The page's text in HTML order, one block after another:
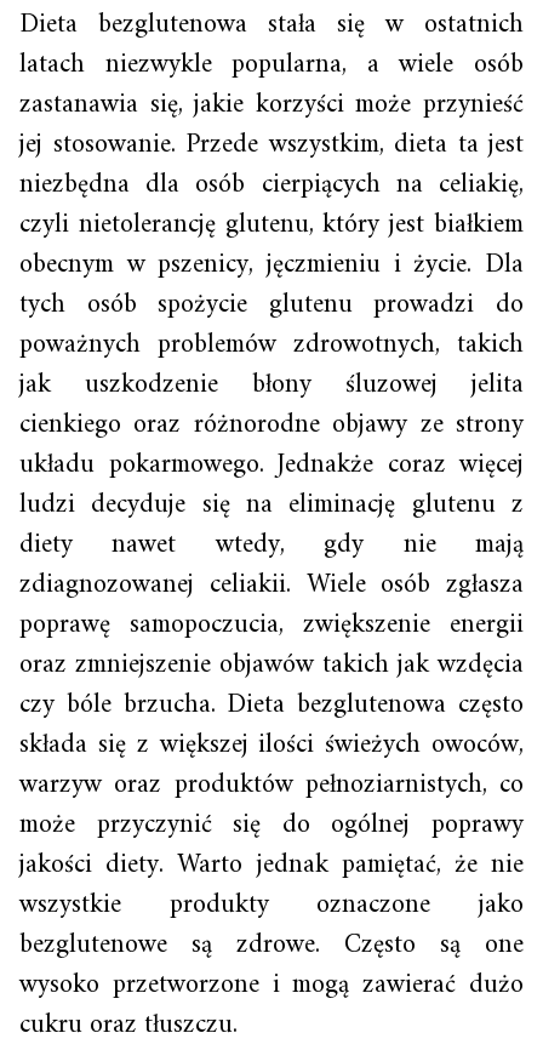
Dieta bezglutenowa stała się w ostatnich
latach niezwykle popularna, a wiele osób
zastanawia się, jakie korzyści może przynieść
jej stosowanie. Przede wszystkim, dieta ta jest
niezbędna dla osób cierpiących na celiakię,
czyli nietolerancję glutenu, który jest białkiem
obecnym w pszenicy, jęczmieniu i życie. Dla
tych osób spożycie glutenu prowadzi do
poważnych problemów zdrowotnych, takich
jak uszkodzenie błony śluzowej jelita
cienkiego oraz różnorodne objawy ze strony
układu pokarmowego. Jednakże coraz więcej
ludzi decyduje się na eliminację glutenu z
diety nawet wtedy, gdy nie mają
zdiagnozowanej celiakii. Wiele osób zgłasza
poprawę samopoczucia, zwiększenie energii
oraz zmniejszenie objawów takich jak wzdęcia
czy bóle brzucha. Dieta bezglutenowa często
składa się z większej ilości świeżych owoców,
warzyw oraz produktów pełnoziarnistych, co
może przyczynić się do ogólnej poprawy
jakości diety. Warto jednak pamiętać, że nie
wszystkie produkty oznaczone jako
bezglutenowe są zdrowe. Często są one
wysoko przetworzone i mogą zawierać dużo
cukru oraz tłuszczu.